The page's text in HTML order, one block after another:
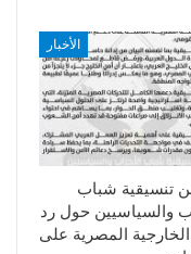
الأخبار
تنسيقية شباب
والسياسيين حول رد
الخارجية المصرية على